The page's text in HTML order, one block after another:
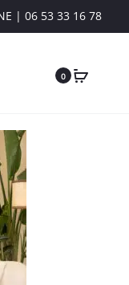
| 06 53 33 16 78
0